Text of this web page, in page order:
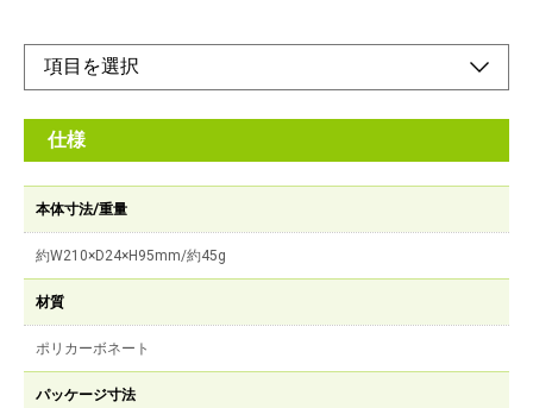
仕様
本体寸法/重量
約W210×D24×H95mm/約45g
材質
ポリカーボネート
パッケージ寸法